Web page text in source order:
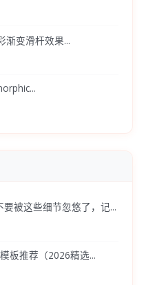
渐变滑杆效果...
被这些细节忽悠了，记...
板推荐（2026精选...